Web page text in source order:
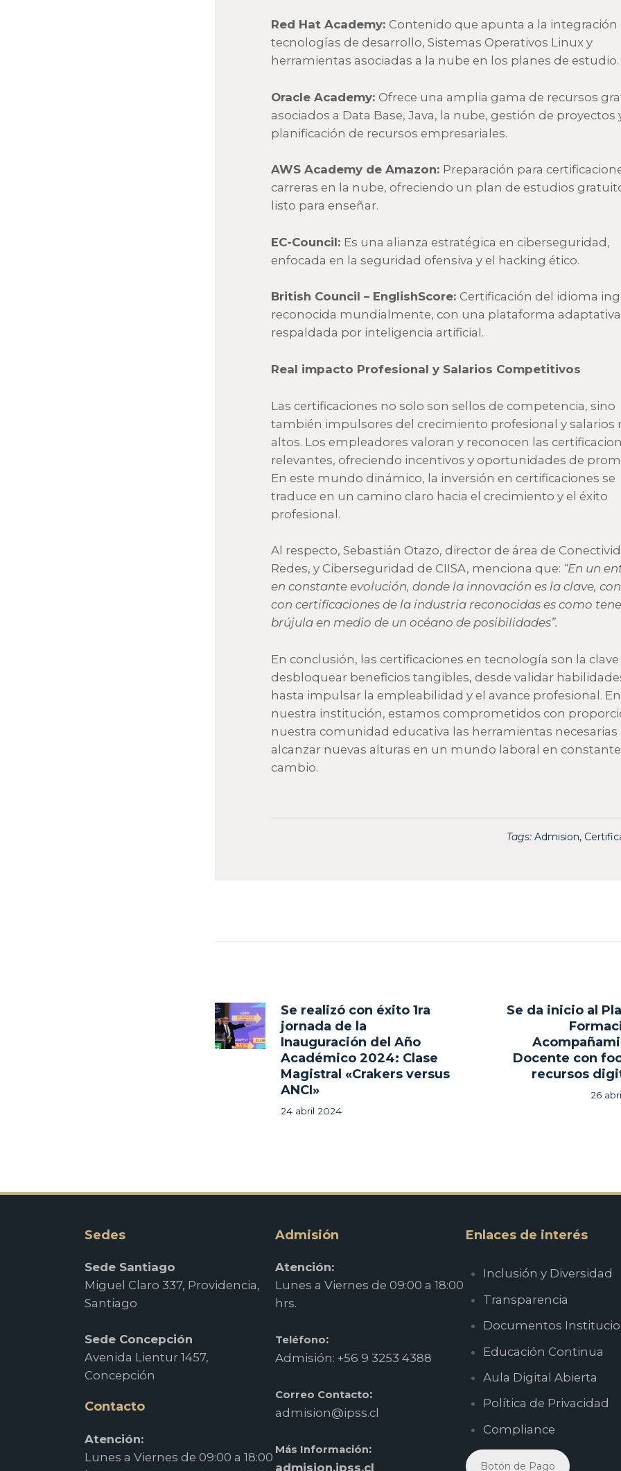
Red Hat Academy: Contenido que apunta a la integración
tecnologías de desarrollo, Sistemas Operativos Linux y
herramientas asociadas a la nube en los planes de estudio.
Oracle Academy: Ofrece una amplia gama de recursos
asociados a Data Base, Java, la nube, gestión de proyectos
planificación de recursos empresariales.
AWS Academy de Amazon: Preparación para
carreras en la nube, ofreciendo un plan de estudios
listo para enseñar.
EC-Council: Es una alianza estratégica en ciberseguridad,
enfocada en la seguridad ofensiva y el hacking ético.
British Council – EnglishScore: Certificación del idioma
reconocida mundialmente, con una plataforma adaptativa
respaldada por inteligencia artificial.
Real impacto Profesional y Salarios Competitivos
Las certificaciones no solo son sellos de competencia, sino
también impulsores del crecimiento profesional y salarios
altos. Los empleadores valoran y reconocen las
relevantes, ofreciendo incentivos y oportunidades de
En este mundo dinámico, la inversión en certificaciones se
traduce en un camino claro hacia el crecimiento y el éxito
profesional.
Al respecto, Sebastián Otazo, director de área de
Redes, y Ciberseguridad de CIISA, menciona que: “En un
en constante evolución, donde la innovación es la clave,
con certificaciones de la industria reconocidas es como
brújula en medio de un océano de posibilidades”.
En conclusión, las certificaciones en tecnología son la clave
desbloquear beneficios tangibles, desde validar
hasta impulsar la empleabilidad y el avance profesional. En
nuestra institución, estamos comprometidos con
nuestra comunidad educativa las herramientas necesarias
alcanzar nuevas alturas en un mundo laboral en constante
cambio.
Tags: Admision,
de
entradas
Previous
post:
Se realizó con éxito 1ra
jornada de la
Inauguración del Año
Académico 2024: Clase
Magistral «Crakers versus
ANCI»
24 abril 2024
Se da inicio al
Docente con
recursos
26
Sedes
Sede Santiago
Miguel Claro 337, Providencia,
Santiago
Sede Concepción
Avenida Lientur 1457,
Concepción
Contacto
Atención:
Lunes a Viernes de 09:00 a 18:00
Admisión
Atención:
Lunes a Viernes de 09:00 a 18:00
hrs.
Teléfono:
Admisión: +56 9 3253 4388
Correo Contacto:
admision@ipss.cl
Más Información:
admision.ipss.cl
Enlaces de interés
Inclusión y Diversidad
Transparencia
Documentos
Educación Continua
Aula Digital Abierta
Política de Privacidad
Compliance
Botón de Pago